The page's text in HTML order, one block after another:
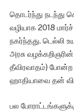
தொடர்ந்து நடந்து
வழியாக 2018
நகர்ந்தது. டெல்லி
அரசு
தீவிரவாதம்)
ஹாதியாவை தன்
பல